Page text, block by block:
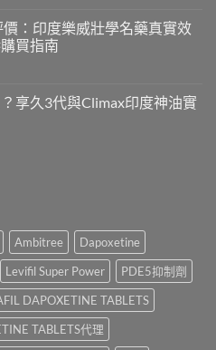
：印度樂威壯學名藥真實效
買指南
享久3代與Climax印度神油實
Ambitree
Dapoxetine
Levifil Super Power
PDE5抑制劑
DAPOXETINE TABLETS
TABLETS代理